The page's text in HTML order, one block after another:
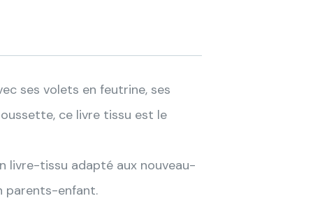
ses volets en feutrine, ses
ce livre tissu est le
livre-tissu adapté aux nouveau-
parents-enfant.